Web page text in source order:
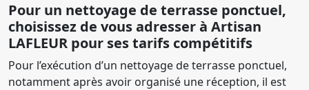
Pour un nettoyage de terrasse ponctuel,
choisissez de vous adresser à Artisan
LAFLEUR pour ses tarifs compétitifs
Pour l’exécution d’un nettoyage de terrasse ponctuel,
notamment après avoir organisé une réception, il est